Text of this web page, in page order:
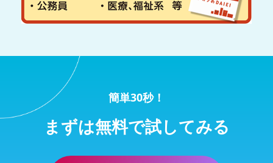
簡単30秒！
まずは無料で試してみる